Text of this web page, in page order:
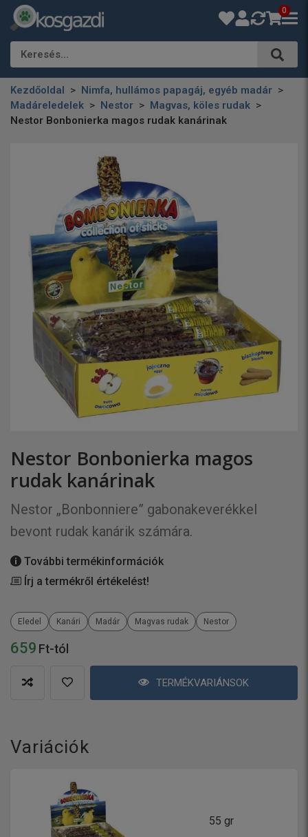
0
Keresés…
Kezdőoldal
Nimfa, hullámos papagáj, egyéb madár
Madáreledelek
Nestor
Magvas, köles rudak
Nestor Bonbonierka magos rudak kanárinak
Nestor Bonbonierka magos
rudak kanárinak
659 Ft-tól
TERMÉKVARIÁNSOK
Nestor „Bonbonniere” gabonakeverékkel
bevont rudak kanárik számára.
További termékinformációk
Írj a termékről értékelést!
Eledel Kanári Madár Magvas rudak Nestor
Variációk
55 gr